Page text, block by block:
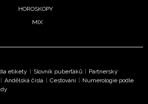
HOROSKOPY
MIX
etikety Slovník puberťáků
Partnerský
Andělská čísla Cestování
Numerologie podle